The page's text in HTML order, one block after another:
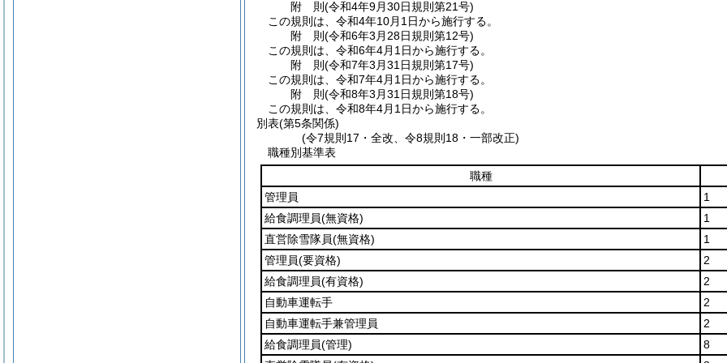
附 則(令和4年9月30日規則第21号)
この規則は、令和4年10月1日から施行する。
附 則(令和6年3月28日規則第12号)
この規則は、令和6年4月1日から施行する。
附 則(令和7年3月31日規則第17号)
この規則は、令和7年4月1日から施行する。
附 則(令和8年3月31日規則第18号)
この規則は、令和8年4月1日から施行する。
別表(第5条関係)
(令7規則17・全改、令8規則18・一部改正)
職種別基準表
職種
管理員
1
給食調理員(無資格)
1
直営除雪隊員(無資格)
1
管理員(要資格)
2
給食調理員(有資格)
2
自動車運転手
2
自動車運転手兼管理員
2
給食調理員(管理)
8